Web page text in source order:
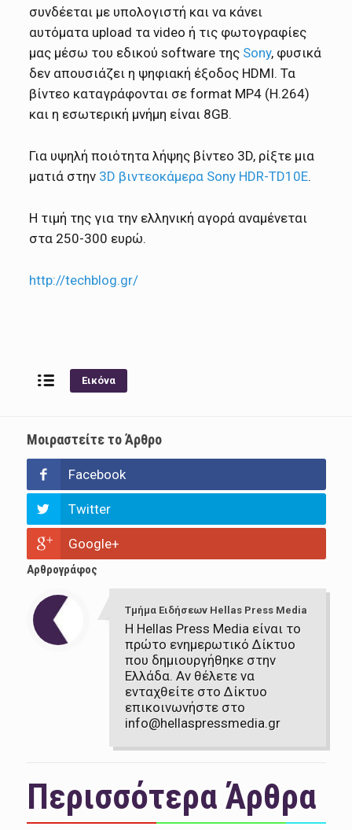
συνδέεται με υπολογιστή και να κάνει
αυτόματα upload τα video ή τις φωτογραφίες
μας μέσω του εδικού software της Sony, φυσικά
δεν απουσιάζει η ψηφιακή έξοδος HDMI. Τα
βίντεο καταγράφονται σε format MP4 (Η.264)
και η εσωτερική μνήμη είναι 8GB.
Για υψηλή ποιότητα λήψης βίντεο 3D, ρίξτε μια
ματιά στην 3D βιντεοκάμερα Sony HDR-TD10E.
Η τιμή της για την ελληνική αγορά αναμένεται
στα 250-300 ευρώ.
http://techblog.gr/
Εικόνα
Μοιραστείτε το Άρθρο
Facebook
Twitter
Google+
Αρθρογράφος
Τμήμα Ειδήσεων Hellas Press Media
Η Hellas Press Media είναι το
πρώτο ενημερωτικό Δίκτυο
που δημιουργήθηκε στην
Ελλάδα. Αν θέλετε να
ενταχθείτε στο Δίκτυο
επικοινωνήστε στο
info@hellaspressmedia.gr
Περισσότερα Άρθρα